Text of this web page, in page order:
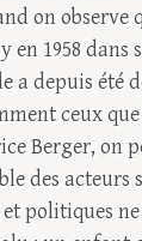
on observe
en 1958 dans
a depuis été
ceux
Berger, on
des acteurs
politiques